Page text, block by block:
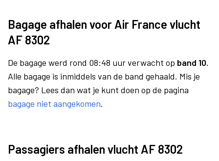
Bagage afhalen voor Air France vlucht
AF 8302
De bagage werd rond 08:48 uur verwacht op band 10.
Alle bagage is inmiddels van de band gehaald. Mis je
bagage? Lees dan wat je kunt doen op de pagina
bagage niet aangekomen.
Passagiers afhalen vlucht AF 8302